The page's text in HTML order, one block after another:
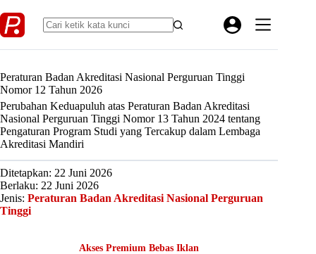
to
content
Peraturan Badan Akreditasi Nasional Perguruan Tinggi
Nomor 12 Tahun 2026
Perubahan Keduapuluh atas Peraturan Badan Akreditasi
Nasional Perguruan Tinggi Nomor 13 Tahun 2024 tentang
Pengaturan Program Studi yang Tercakup dalam Lembaga
Akreditasi Mandiri
Ditetapkan: 22 Juni 2026
Berlaku: 22 Juni 2026
Jenis: Peraturan Badan Akreditasi Nasional Perguruan
Tinggi
Akses Premium Bebas Iklan